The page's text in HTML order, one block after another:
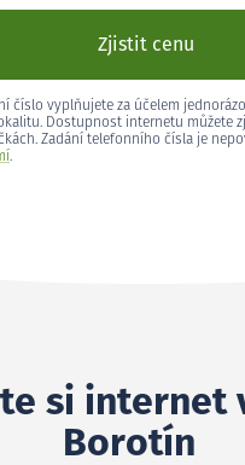
Zjistit cenu
číslo vyplňujete za účelem
Dostupnost internetu můžete
Zadání telefonního čísla je
.
si internet
Borotín